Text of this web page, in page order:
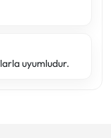
uyumludur.